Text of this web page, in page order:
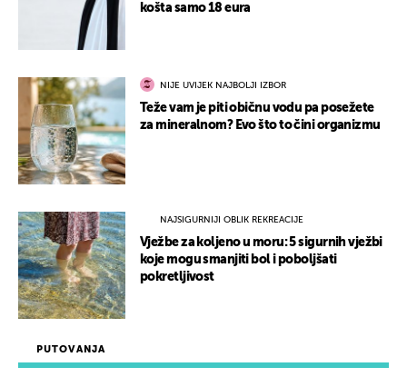
PUTOVANJA
košta samo 18 eura
NIJE UVIJEK NAJBOLJI IZBOR
Teže vam je piti običnu vodu pa posežete
za mineralnom? Evo što to čini organizmu
NAJSIGURNIJI OBLIK REKREACIJE
Vježbe za koljeno u moru: 5 sigurnih vježbi
koje mogu smanjiti bol i poboljšati
pokretljivost